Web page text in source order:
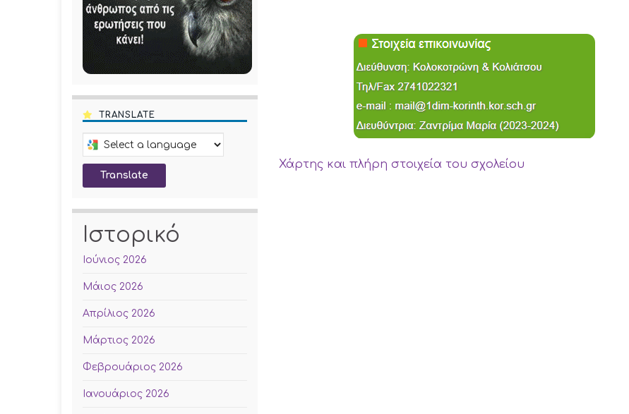
Χάρτης και πλήρη στοιχεία του σχολείου
TRANSLATE
Select a language to translate this page
Translate
Ιστορικό
Ιούνιος 2026
Μάιος 2026
Απρίλιος 2026
Μάρτιος 2026
Φεβρουάριος 2026
Ιανουάριος 2026